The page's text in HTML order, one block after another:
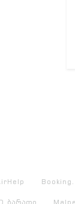
ბარათი